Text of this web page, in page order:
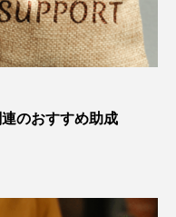
のおすすめ助成